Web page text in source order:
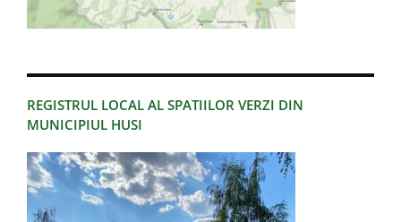
REGISTRUL LOCAL AL SPATIILOR VERZI DIN
MUNICIPIUL HUSI